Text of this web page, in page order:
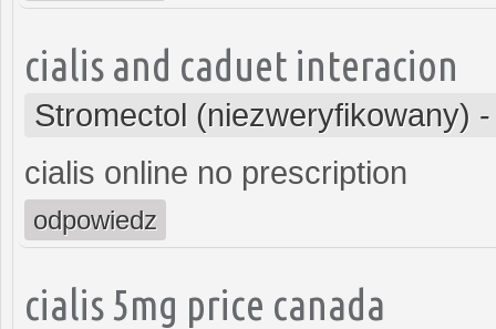
cialis and caduet interacion
Stromectol (niezweryfikowany)
cialis online no prescription
odpowiedz
cialis 5mg price canada